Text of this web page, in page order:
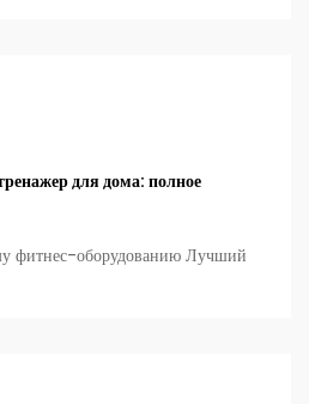
для дома: полное
оборудованию Лучший